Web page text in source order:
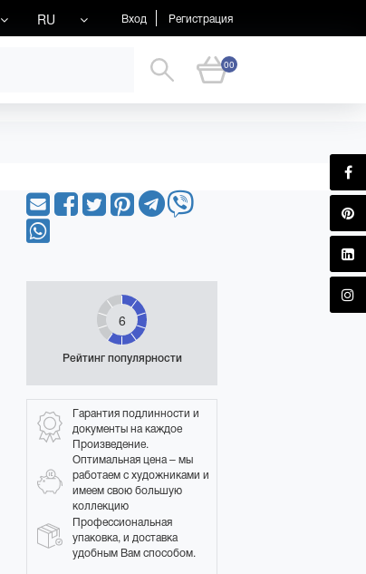
Вход Регистрация
RU
00
6
Рейтинг популярности
Гарантия подлинности и
документы на каждое
Произведение.
Оптимальная цена – мы
работаем с художниками и
имеем свою большую
коллекцию
Профессиональная
упаковка, и доставка
удобным Вам способом.